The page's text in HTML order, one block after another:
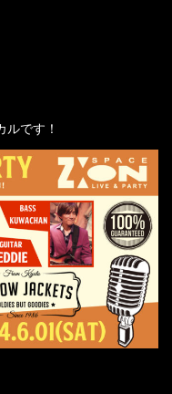
です！